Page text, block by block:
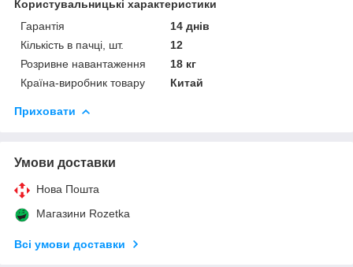
Користувальницькі характеристики
Гарантія
14 днів
Кількість в пачці, шт.
12
Розривне навантаження
18 кг
Країна-виробник товару
Китай
Приховати
Умови доставки
Нова Пошта
Магазини Rozetka
Всі умови доставки